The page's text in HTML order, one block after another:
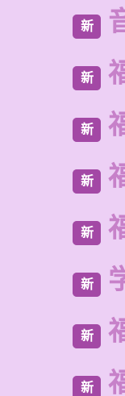
新
新
新
新
新
新
新
新